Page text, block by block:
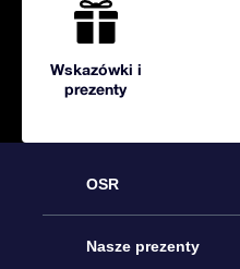
Wskazówki i
prezenty
OSR
Obsługa
Nasze prezenty